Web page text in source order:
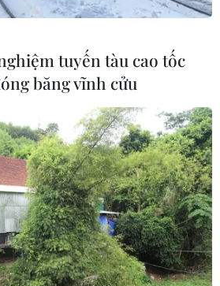
tuyến tàu cao tốc
băng vĩnh cửu